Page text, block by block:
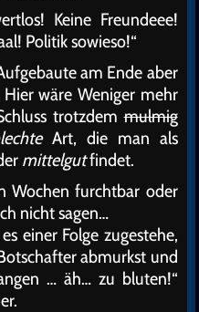
Keine Freundeee!
Politik sowieso!“
am Ende aber
wäre Weniger mehr
trotzdemmulmig
Art, die man als
mittelgutfindet.
Wochen furchtbar oder
nicht sagen…
einer Folge zugestehe,
abmurkst und
… äh… zu bluten!“